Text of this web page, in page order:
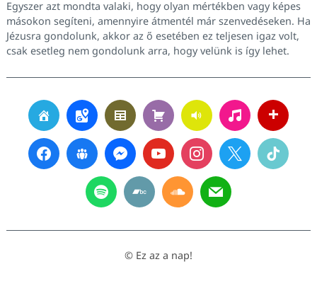
Egyszer azt mondta valaki, hogy olyan mértékben vagy képes
másokon segíteni, amennyire átmentél már szenvedéseken. Ha
Jézusra gondolunk, akkor az ő esetében ez teljesen igaz volt,
csak esetleg nem gondolunk arra, hogy velünk is így lehet.
© Ez az a nap!